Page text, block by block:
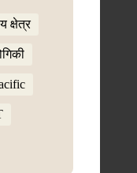
क्षेत्र